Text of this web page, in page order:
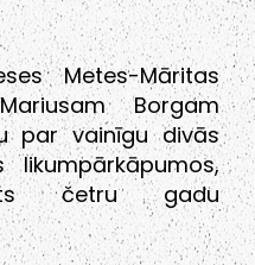
Metes-Māritas
Borgam
par vainīgu divās
četru gadu